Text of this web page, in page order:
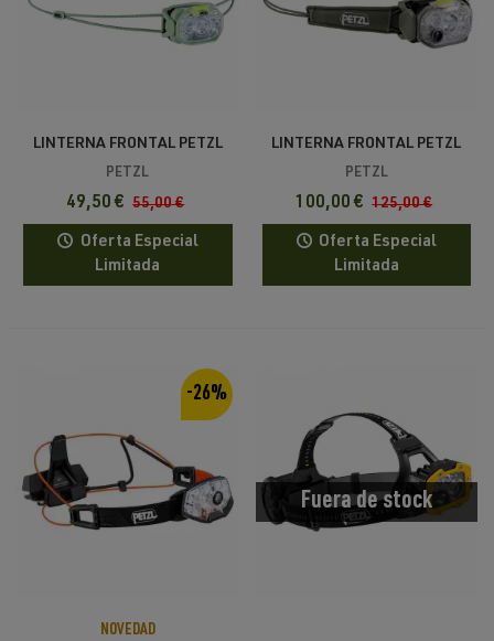
LINTERNA FRONTAL PETZL
SWIFT LT 380 2026
PETZL
49,50 € 55,00 €
Oferta Especial
Limitada
LINTERNA FRONTAL PETZL
SWIFT RL 1200 2026
PETZL
100,00 € 125,00 €
Oferta Especial
Limitada
-26%
NOVEDAD
Fuera de stock